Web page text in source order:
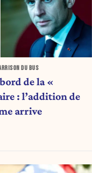
DU BUS
de la «
: l’addition de
arrive